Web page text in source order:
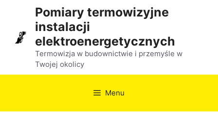
treści
Pomiary termowizyjne
instalacji
elektroenergetycznych
Termowizja w budownictwie i przemyśle w
Twojej okolicy
Menu